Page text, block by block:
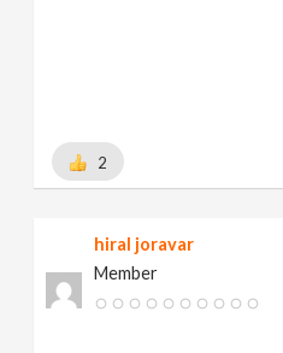
2
hiral joravar
Member